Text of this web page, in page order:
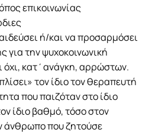
επικοινωνίας
ή/και να προσαρμόσει
για την ψυχοκοινωνική
όχι, κατ΄ανάγκη, αρρώστων.
τον ίδιο τον θεραπευτή
που παιζόταν στο ίδιο
ίδιο βαθμό, τόσο στον
άνθρωπο που ζητούσε